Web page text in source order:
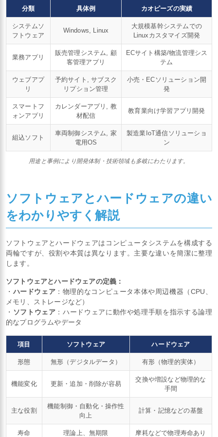
分類 具体例 カオピーズの実績
システムソ
フトウェア
Windows, Linux
大規模基幹システムでの
Linuxカスタマイズ開発
業務アプリ
販売管理システム, 顧
客管理アプリ
ECサイト構築/物流管理シス
テム
ウェブアプ
リ
予約サイト, サブスク
リプション管理
小売・ECソリューション開
発
スマートフ
ォンアプリ
カレンダーアプリ, 教
材配信
教育業向け学習アプリ開発
組込ソフト
車両制御システム, 家
電用OS
製造業IoT通信ソリューショ
ン
用途と事例により開発体制・技術領域も多岐にわたります。
ソフトウェアとハードウェアの違い
をわかりやすく解説
ソフトウェアとハードウェアはコンピュータシステムを構成する
両輪ですが、役割や本質は異なります。主要な違いを簡潔に整理
します。
ソフトウェアとハードウェアの定義：
・ ハードウェア ：物理的なコンピュータ本体や周辺機器（CPU、
メモリ、ストレージなど）
・ ソフトウェア ：ハードウェアに動作や処理手順を指示する論理
的なプログラムやデータ
項目 ソフトウェア ハードウェア
形態 無形（デジタルデータ） 有形（物理的実体）
機能変化 更新・追加・削除が容易
交換や増設など物理的な
手間
主な役割
機能制御・自動化・操作性
向上
計算・記憶などの基盤
寿命 理論上、無期限 摩耗などで物理寿命あり